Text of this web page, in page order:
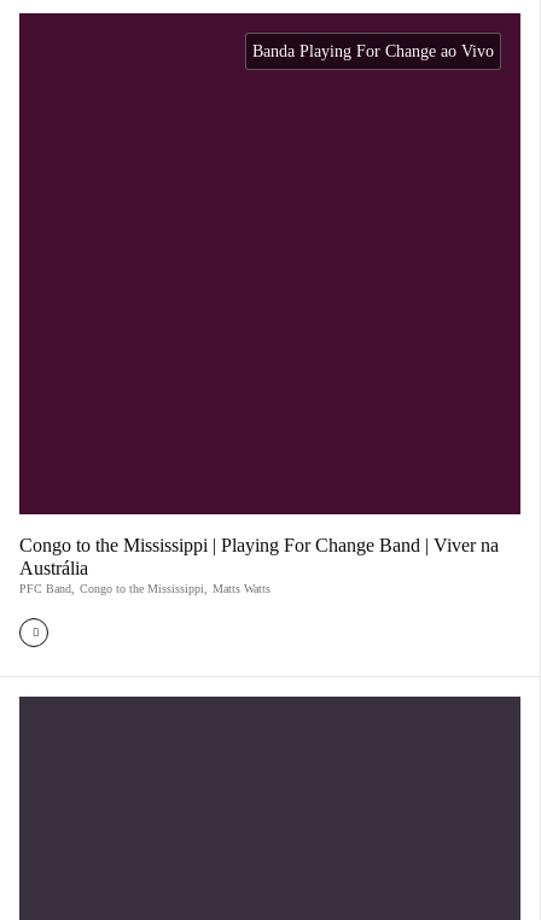
Banda Playing For Change ao Vivo
Congo to the Mississippi | Playing For Change Band | Viver na
Austrália
PFC Band Congo to the Mississippi Matts Watts